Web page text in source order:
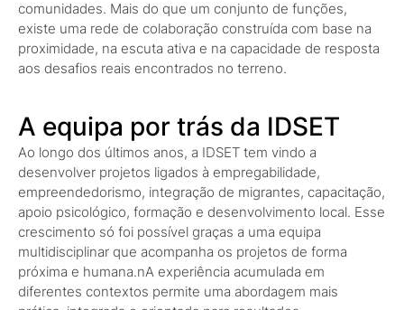
comunidades. Mais do que um conjunto de funções,
existe uma rede de colaboração construída com base na
proximidade, na escuta ativa e na capacidade de resposta
aos desafios reais encontrados no terreno.
A equipa por trás da IDSET
Ao longo dos últimos anos, a IDSET tem vindo a
desenvolver projetos ligados à empregabilidade,
empreendedorismo, integração de migrantes, capacitação,
apoio psicológico, formação e desenvolvimento local. Esse
crescimento só foi possível graças a uma equipa
multidisciplinar que acompanha os projetos de forma
próxima e humana.nA experiência acumulada em
diferentes contextos permite uma abordagem mais